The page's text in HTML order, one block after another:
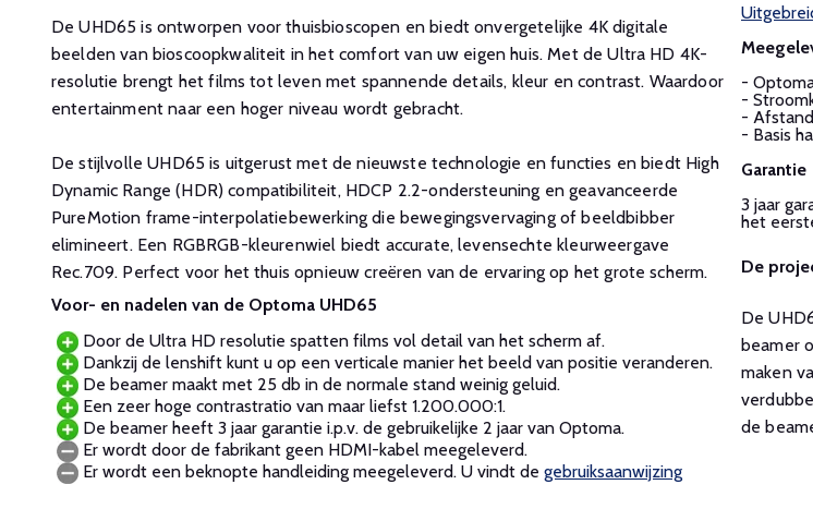
De UHD65 is ontworpen voor thuisbioscopen en biedt onvergetelijke 4K digitale
beelden van bioscoopkwaliteit in het comfort van uw eigen huis. Met de Ultra HD 4K-
resolutie brengt het films tot leven met spannende details, kleur en contrast. Waardoor
entertainment naar een hoger niveau wordt gebracht.
De stijlvolle UHD65 is uitgerust met de nieuwste technologie en functies en biedt High
Dynamic Range (HDR) compatibiliteit, HDCP 2.2-ondersteuning en geavanceerde
PureMotion frame-interpolatiebewerking die bewegingsvervaging of beeldbibber
elimineert. Een RGBRGB-kleurenwiel biedt accurate, levensechte kleurweergave
Rec.709. Perfect voor het thuis opnieuw creëren van de ervaring op het grote scherm.
Voor- en nadelen van de Optoma UHD65
Door de Ultra HD resolutie spatten films vol detail van het scherm af.
Dankzij de lenshift kunt u op een verticale manier het beeld van positie veranderen.
De beamer maakt met 25 db in de normale stand weinig geluid.
Een zeer hoge contrastratio van maar liefst 1.200.000:1.
De beamer heeft 3 jaar garantie i.p.v. de gebruikelijke 2 jaar van Optoma.
Er wordt door de fabrikant geen HDMI-kabel meegeleverd.
Er wordt een beknopte handleiding meegeleverd. U vindt de gebruiksaanwijzing
-
-
-
- Basis
Garantie
3 jaar
het
De
De
beamer
maken
de